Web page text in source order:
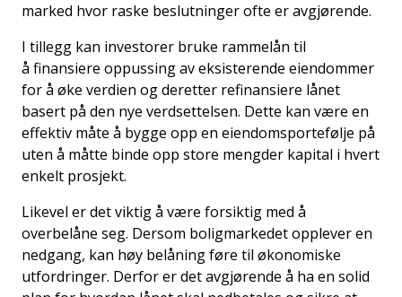
marked hvor raske beslutninger ofte er avgjørende.
I tillegg kan investorer bruke rammelån til
å finansiere oppussingav eksisterende eiendommer
for å øke verdien og deretter refinansiere lånet
basert på den nye verdsettelsen. Dette kan være en
effektiv måte å bygge opp en eiendomsportefølje på
uten å måtte binde opp store mengder kapital i hvert
enkelt prosjekt.
Likevel er det viktig å være forsiktig med å
overbelåne seg. Dersom boligmarkedet opplever en
nedgang, kan høy belåning føre til økonomiske
utfordringer. Derfor er det avgjørende å ha en solid